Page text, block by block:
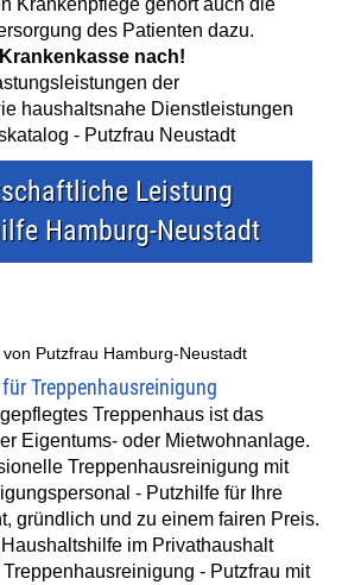
Krankenpflege gehört auch die
des Patienten dazu.
nach!
der
haushaltsnahe Dienstleistungen
- Putzfrau Neustadt
Leistung
Hamburg-Neustadt
Treppenhausreinigung
Treppenhaus ist das
Eigentums- oder Mietwohnanlage.
Treppenhausreinigung mit
- Putzhilfe für Ihre
gründlich und zu einem fairen Preis.
im Privathaushalt
- Putzfrau mit